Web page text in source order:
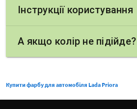
Інструкції користування
А якщо колір не підійде?
Купити фарбу для автомобіля Lada Priora